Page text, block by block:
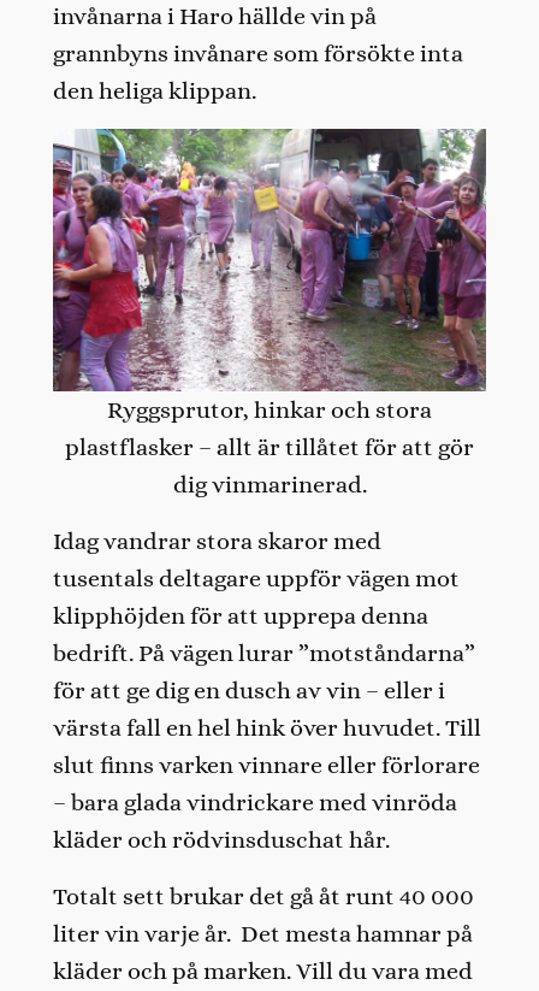
invånarna i Haro hällde vin på
grannbyns invånare som försökte inta
den heliga klippan.
Ryggsprutor, hinkar och stora
plastflasker – allt är tillåtet för att gör
dig vinmarinerad.
Idag vandrar stora skaror med
tusentals deltagare uppför vägen mot
klipphöjden för att upprepa denna
bedrift. På vägen lurar ”motståndarna”
för att ge dig en dusch av vin – eller i
värsta fall en hel hink över huvudet. Till
slut finns varken vinnare eller förlorare
– bara glada vindrickare med vinröda
kläder och rödvinsduschat hår.
Totalt sett brukar det gå åt runt 40 000
liter vin varje år. Det mesta hamnar på
kläder och på marken. Vill du vara med